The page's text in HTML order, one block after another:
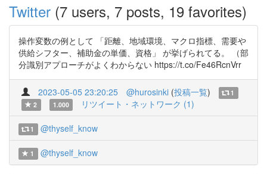
Twitter (7 users, 7 posts, 19 favorites)
操作変数の例として 「距離、地域環境、マクロ指標、需要や
供給シフター、補助金の単価、資格」 が挙げられてる。 （部
分識別アプローチがよくわからない https://t.co/Fe46RcnVrr
2023-05-05 23:20:25 @hurosinki (投稿一覧)
1
2
1.000 リツイート・ネットワーク (1)
1 @thyself_know
1 @thyself_know